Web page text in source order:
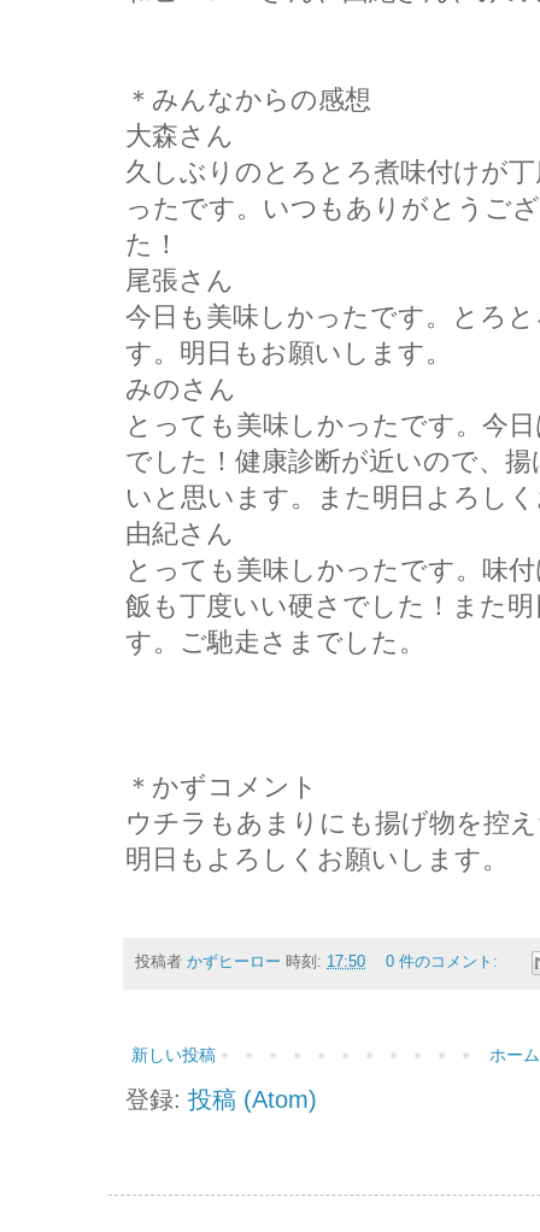
＊みんなからの感想
大森さん
久しぶりのとろとろ煮味付けが
ったです。いつもありがとうご
た！
尾張さん
今日も美味しかったです。とろ
す。明日もお願いします。
みのさん
とっても美味しかったです。今
でした！健康診断が近いので、
いと思います。また明日よろし
由紀さん
とっても美味しかったです。味
飯も丁度いい硬さでした！また
す。ご馳走さまでした。
＊かずコメント
ウチラもあまりにも揚げ物を控
明日もよろしくお願いします。
投稿者 かずヒーロー 時刻: 17:50 0 件のコメント:
新しい投稿 ホーム
登録: 投稿 (Atom)